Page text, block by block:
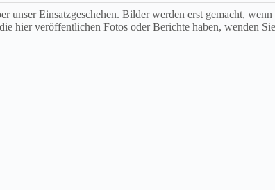
Einsatzgeschehen. Bilder werden erst gemacht, wenn
veröffentlichen Fotos oder Berichte haben, wenden